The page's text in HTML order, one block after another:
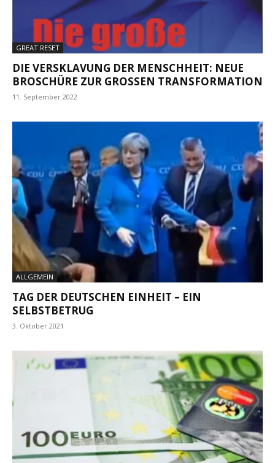
GREAT RESET
DIE VERSKLAVUNG DER MENSCHHEIT: NEUE
BROSCHÜRE ZUR GROSSEN TRANSFORMATION
11. September 2022
ALLGEMEIN
TAG DER DEUTSCHEN EINHEIT – EIN
SELBSTBETRUG
3. Oktober 2021